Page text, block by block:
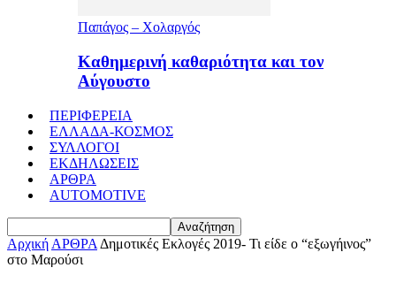
Παπάγος – Χολαργός
Καθημερινή καθαριότητα και τον
Αύγουστο
ΠΕΡΙΦΕΡΕΙΑ
ΕΛΛΑΔΑ-ΚΟΣΜΟΣ
ΣΥΛΛΟΓΟΙ
ΕΚΔΗΛΩΣΕΙΣ
ΑΡΘΡΑ
AUTOMOTIVE
Αρχική ΑΡΘΡΑ Δημοτικές Εκλογές 2019- Τι είδε ο “εξωγήινος”
στο Μαρούσι